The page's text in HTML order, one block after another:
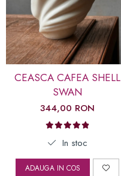
CEASCA CAFEA SHELL
SWAN
344,00 RON
In stoc
ADAUGA IN COS